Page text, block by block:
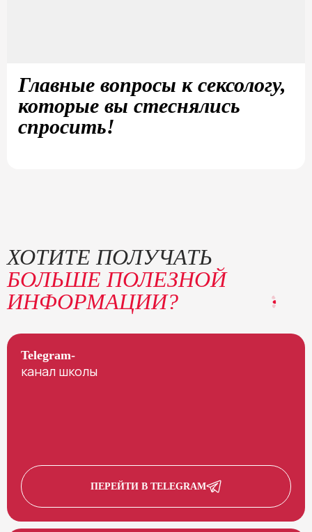
Главные вопросы к сексологу,
которые вы стеснялись
спросить!
ХОТИТЕ ПОЛУЧАТЬ
БОЛЬШЕ ПОЛЕЗНОЙ
ИНФОРМАЦИИ?
Telegram-
канал школы
ПЕРЕЙТИ В TELEGRAM